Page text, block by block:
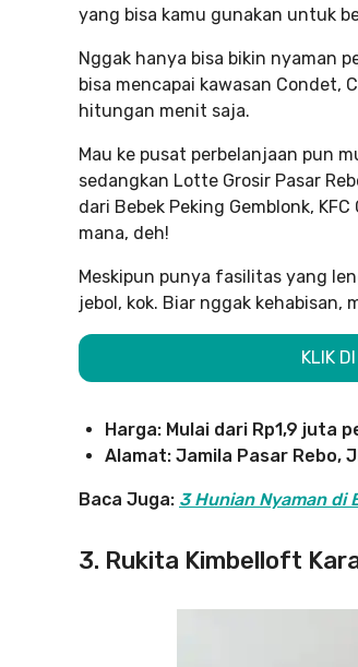
yang bisa kamu gunakan untuk
Nggak hanya bisa bikin nyaman
bisa mencapai kawasan Condet,
hitungan menit saja.
Mau ke pusat perbelanjaan pun
sedangkan Lotte Grosir Pasar
dari Bebek Peking Gemblonk,
mana, deh!
Meskipun punya fasilitas yang
jebol, kok. Biar nggak kehabisan,
KLIK
Harga: Mulai dari Rp1,9 juta
Alamat: Jamila Pasar Rebo,
Baca Juga: 3 Hunian Nyaman di
3. Rukita Kimbelloft